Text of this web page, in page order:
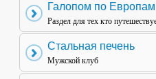
Галопом по Европам
Раздел для тех кто
Стальная печень
Мужской клуб